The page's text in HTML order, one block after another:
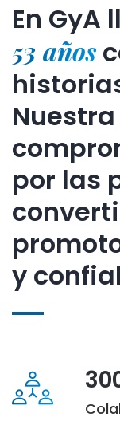
En GyA
53 años
por las
y